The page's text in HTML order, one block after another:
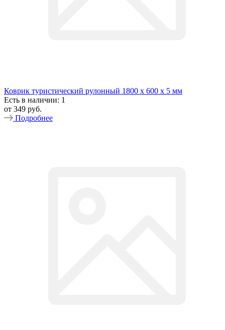
Коврик туристический рулонный 1800 х 600 х 5 мм
Есть в наличии: 1
от 349 руб.
Подробнее